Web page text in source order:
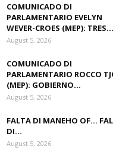
COMUNICADO DI
PARLAMENTARIO EVELYN
WEVER-CROES (MEP): TRES...
August 5, 2026
COMUNICADO DI
PARLAMENTARIO ROCCO
(MEP): GOBIERNO...
August 5, 2026
FALTA DI MANEHO OF…
DI...
August 5, 2026